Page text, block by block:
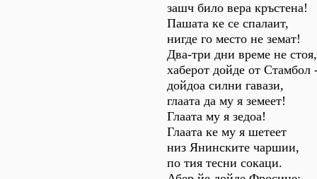
зашч било вера кръстена!
Пашата ке се спалаит,
нигде го место не земат!
Два-три дни време не стоя,
хаберот дойде от Стамбол
дойдоа силни гавази,
глаата да му я земеет!
Глаата му я зедоа!
Глаата ке му я шетеет
низ Янинските чаршии,
по тия тесни сокаци.